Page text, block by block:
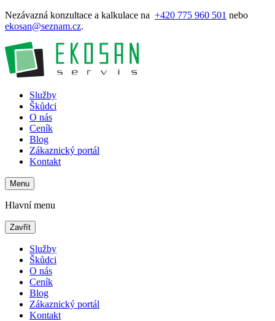
Nezávazná konzultace a kalkulace na +420 775 960 501 nebo
ekosan@seznam.cz.
Služby
Škůdci
O nás
Ceník
Blog
Zákaznický portál
Kontakt
Menu
Hlavní menu
Zavřít
Služby
Škůdci
O nás
Ceník
Blog
Zákaznický portál
Kontakt